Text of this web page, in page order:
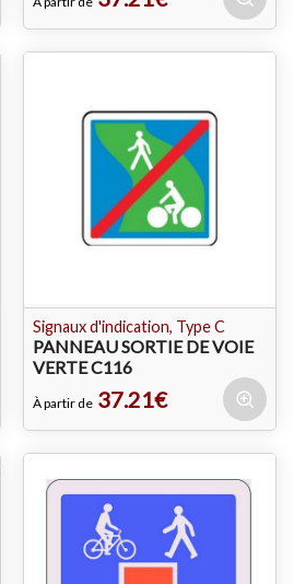
Signaux d'indication, Type C
PANNEAU SORTIE DE VOIE
VERTE C116
À partir de37.21€